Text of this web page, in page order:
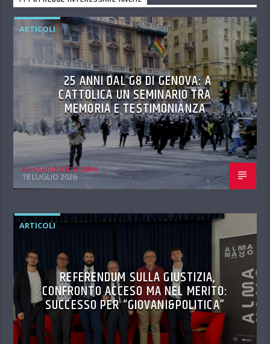
ARTICOLI
25 ANNI DAL G8 DI GENOVA: A
CATTOLICA UN SEMINARIO TRA
MEMORIA E TESTIMONIANZA
Alessandro Boccalini
18 LUGLIO 2026
ARTICOLI
REFERENDUM SULLA GIUSTIZIA,
CONFRONTO ACCESO MA NEL MERITO:
SUCCESSO PER “GIOVANI&POLITICA”